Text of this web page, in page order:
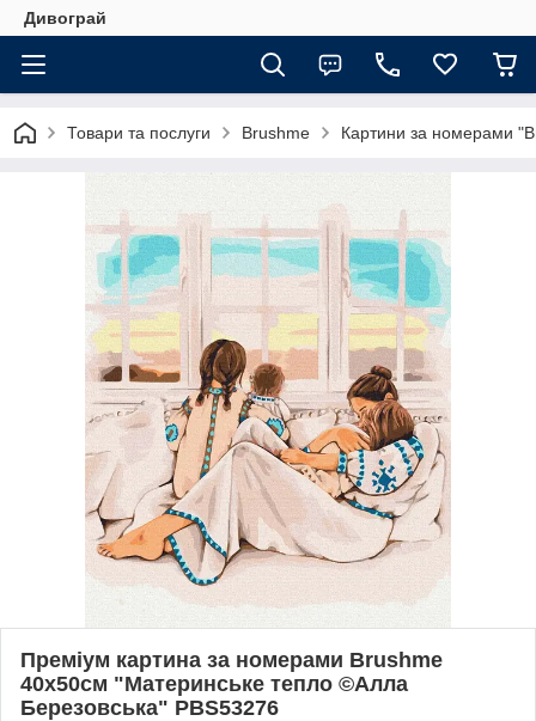
Дивограй
Товари та послуги Brushme Картини за номерами
Преміум картина за номерами Brushme
40x50см "Материнське тепло ©Алла
Березовська" PBS53276